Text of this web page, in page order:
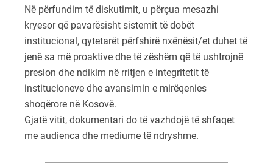
Në përfundim të diskutimit, u përçua mesazhi
kryesor që pavarësisht sistemit të dobët
institucional, qytetarët përfshirë nxënësit/et duhet të
jenë sa më proaktive dhe të zëshëm që të ushtrojnë
presion dhe ndikim në rritjen e integritetit të
institucioneve dhe avansimin e mirëqenies
shoqërore në Kosovë.
Gjatë vitit, dokumentari do të vazhdojë të shfaqet
me audienca dhe mediume të ndryshme.